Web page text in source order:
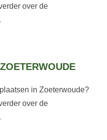
over de
in Zoeterwoude?
over de